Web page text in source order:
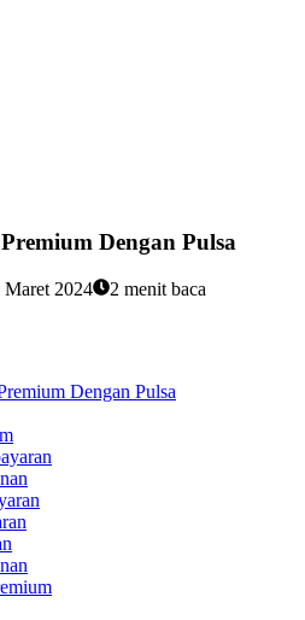
Dengan Pulsa
Maret 2024 2 menit baca
Dengan Pulsa